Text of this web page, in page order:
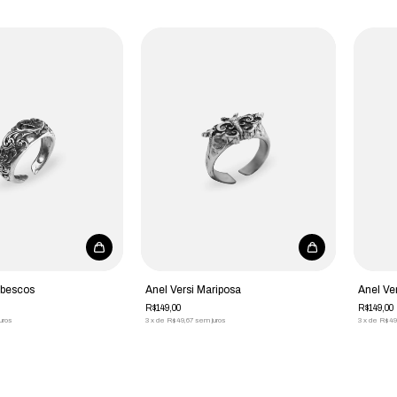
Anel Versi Mariposa
R$149,00
3 x de R$49,67 sem juros
Anel
R$149,00
3 x de